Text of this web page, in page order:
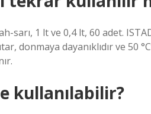
sarı, 1 lt ve 0,4 lt, 60 adet.
donmaya dayanıklıdır ve 50
kullanılabilir?